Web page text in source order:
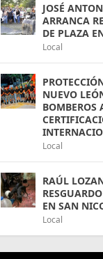
JOSÉ
ARRANCA
DE PLAZA
Local
NUEVO
BOMBEROS
Local
RAÚL
EN SAN
Local